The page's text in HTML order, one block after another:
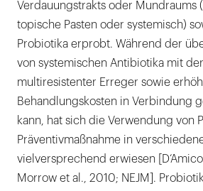
Verdauungstrakts oder Mundraums
topische Pasten oder systemisch)
Probiotika erprobt. Während der
von systemischen Antibiotika mit
multiresistenter Erreger sowie
Behandlungskosten in Verbindung
kann, hat sich die Verwendung von
Präventivmaßnahme in
vielversprechend erwiesen
Morrow et al., 2010; NEJM].